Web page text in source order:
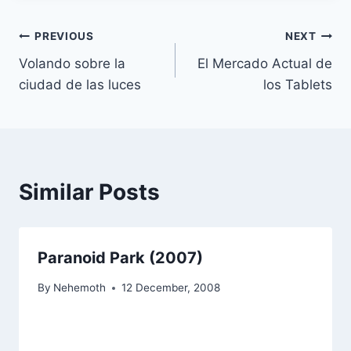
Post
navigation
PREVIOUS
Volando sobre la
ciudad de las luces
NEXT
El Mercado Actual de
los Tablets
Similar Posts
Paranoid Park (2007)
By Nehemoth 12 December, 2008